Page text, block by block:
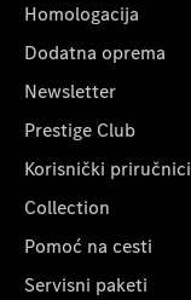
Homologacija
Dodatna oprema
Newsletter
Prestige Club
Korisnički priručnici
Collection
Pomoć na cesti
Servisni paketi